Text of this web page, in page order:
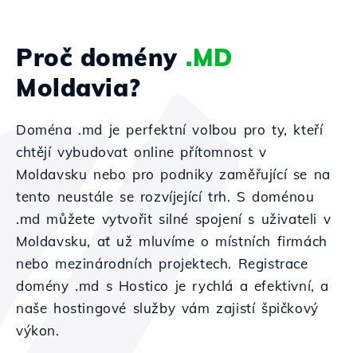
Proč domény .MD
Moldavia?
Doména .md je perfektní volbou pro ty, kteří
chtějí vybudovat online přítomnost v
Moldavsku nebo pro podniky zaměřující se na
tento neustále se rozvíjející trh. S doménou
.md můžete vytvořit silné spojení s uživateli v
Moldavsku, ať už mluvíme o místních firmách
nebo mezinárodních projektech. Registrace
domény .md s Hostico je rychlá a efektivní, a
naše hostingové služby vám zajistí špičkový
výkon.